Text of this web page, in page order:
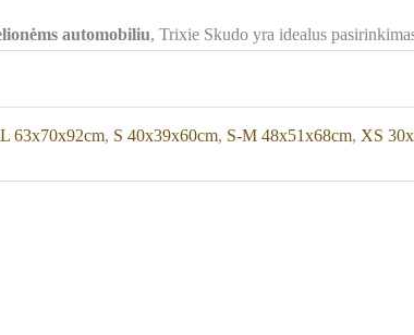
automobiliu, Trixie Skudo yra idealus
63x70x92cm, S 40x39x60cm, S-M 48x51x68cm, XS